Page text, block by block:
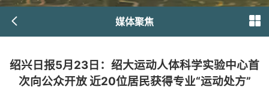
媒体聚焦
绍兴日报5月23日：绍大运动人体科学实验中心首
次向公众开放 ​近20位居民获得专业“运动处方”